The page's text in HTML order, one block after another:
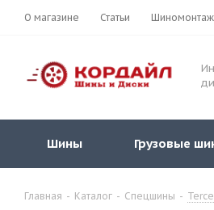
О магазине Статьи Шиномонтаж
Шины Грузовые
Главная - Каталог - Спецшины -